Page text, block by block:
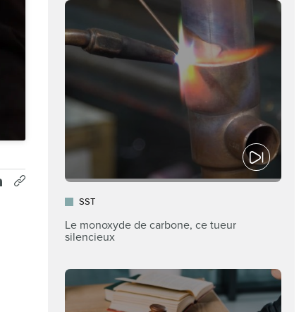
SST
Le monoxyde de carbone, ce tueur
silencieux